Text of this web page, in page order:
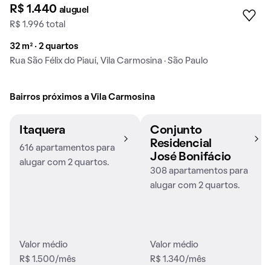
R$ 1.440 aluguel
R$ 1.996 total
32 m² · 2 quartos
Rua São Félix do Piauí, Vila Carmosina · São Paulo
Bairros próximos a Vila Carmosina
Itaquera
616 apartamentos para
alugar com 2 quartos.
Valor médio
R$ 1.500/mês
Conjunto
Residencial
José Bonifácio
308 apartamentos para
alugar com 2 quartos.
Valor médio
R$ 1.340/mês